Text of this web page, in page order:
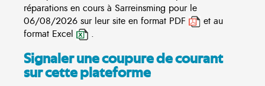
réparations en cours à Sarreinsming pour le
06/08/2026 sur leur site en format PDF
et au
format Excel
.
Signaler une coupure de courant
sur cette plateforme